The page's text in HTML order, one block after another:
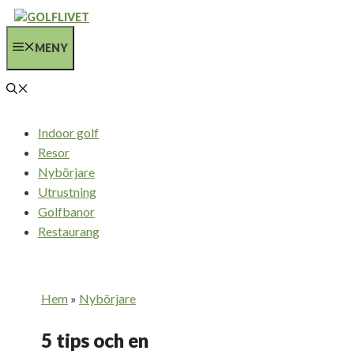
Hoppa
innehållMENY
Indoor golf
Resor
Nybörjare
Utrustning
Golfbanor
Restaurang
Hem » Nybörjare
5 tips och en